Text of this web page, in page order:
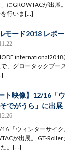
にGROWTACが出展
行いま[…]
モード2018 レポ
international2018
、グロータックブー
ート映像】12/16「
でがうら」に出展
「ウィンターサイク
が出展。 GT-
た。[…]